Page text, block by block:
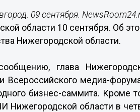
09 сентября.
области 10 сентября. Об
Нижегородской области.
глава
Всероссийского медиа-
бизнес-саммита. Кроме
Нижегородской области в